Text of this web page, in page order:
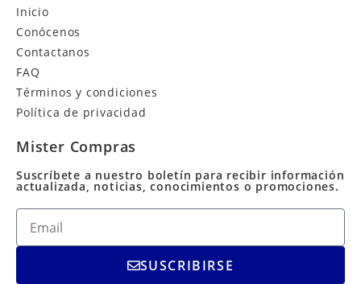
Inicio
Conócenos
Contactanos
FAQ
Términos y condiciones
Política de privacidad
Mister Compras
Suscríbete a nuestro boletín para recibir información
actualizada, noticias, conocimientos o promociones.
SUSCRIBIRSE